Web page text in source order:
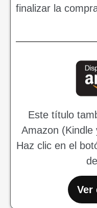
finalizar la
Este título
Amazon (Kindle
Haz clic en el
Ver